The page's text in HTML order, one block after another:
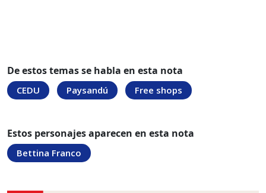
De estos temas se habla en esta nota
CEDU Paysandú Free shops
Estos personajes aparecen en esta nota
Bettina Franco